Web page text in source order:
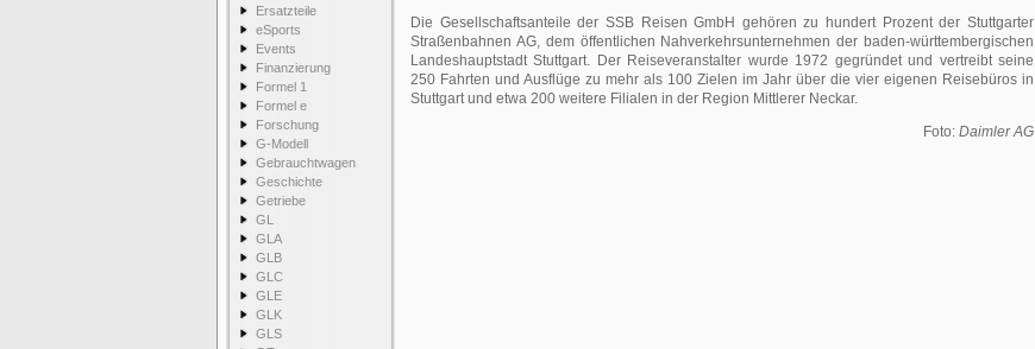
Ersatzteile
eSports
Events
Finanzierung
Formel 1
Formel e
Forschung
G-Modell
Gebrauchtwagen
Geschichte
Getriebe
GL
GLA
GLB
GLC
GLE
GLK
GLS
Die Gesellschaftsanteile der SSB Reisen GmbH gehören zu hundert Prozent der Stuttgarter
Straßenbahnen AG, dem öffentlichen Nahverkehrsunternehmen der baden-württembergischen
Landeshauptstadt Stuttgart. Der Reiseveranstalter wurde 1972 gegründet und vertreibt seine
250 Fahrten und Ausflüge zu mehr als 100 Zielen im Jahr über die vier eigenen Reisebüros in
Stuttgart und etwa 200 weitere Filialen in der Region Mittlerer Neckar.
Foto: Daimler AG